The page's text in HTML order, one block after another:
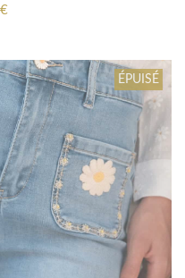
€
ÉPUISÉ